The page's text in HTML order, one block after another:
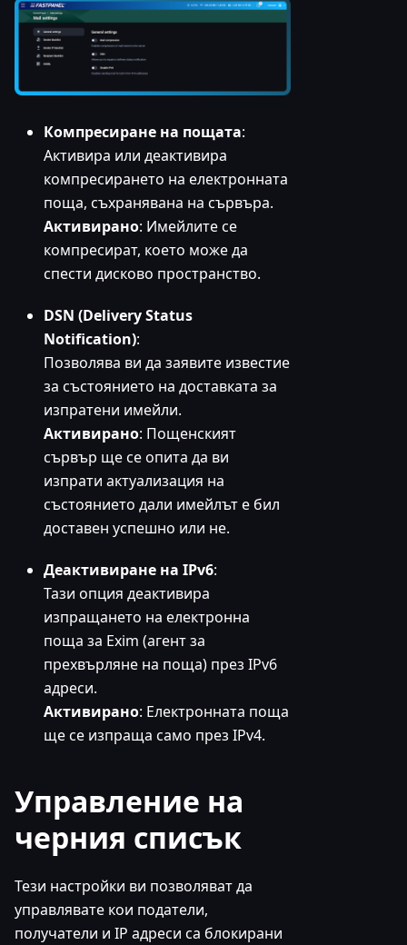
Компресиране на пощата:
Активира или деактивира
компресирането на електронната
поща, съхранявана на сървъра.
Активирано: Имейлите се
компресират, което може да
спести дисково пространство.
DSN (Delivery Status
Notification):
Позволява ви да заявите известие
за състоянието на доставката за
изпратени имейли.
Активирано: Пощенският
сървър ще се опита да ви
изпрати актуализация на
състоянието дали имейлът е бил
доставен успешно или не.
Деактивиране на IPv6:
Тази опция деактивира
изпращането на електронна
поща за Exim (агент за
прехвърляне на поща) през IPv6
адреси.
Активирано: Електронната поща
ще се изпраща само през IPv4.
Управление на
черния списък
Тези настройки ви позволяват да
управлявате кои податели,
получатели и IP адреси са блокирани